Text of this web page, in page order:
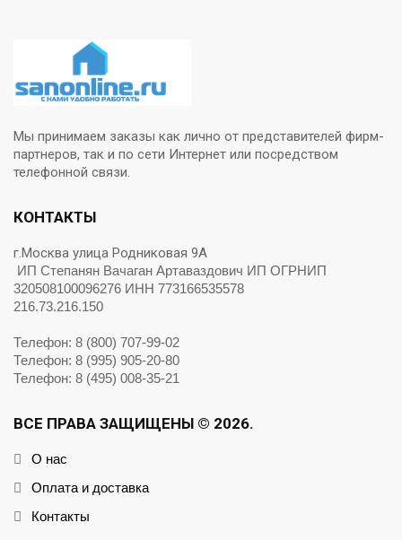
Мы принимаем заказы как лично от представителей фирм-
партнеров, так и по сети Интернет или посредством
телефонной связи.
КОНТАКТЫ
г.Москва улица Родниковая 9А
ИП Степанян Вачаган Артаваздович ИП ОГРНИП
320508100096276 ИНН 773166535578
216.73.216.150
Телефон: 8 (800) 707-99-02
Телефон: 8 (995) 905-20-80
Телефон: 8 (495) 008-35-21
ВСЕ ПРАВА ЗАЩИЩЕНЫ © 2026.
О нас
Оплата и доставка
Контакты